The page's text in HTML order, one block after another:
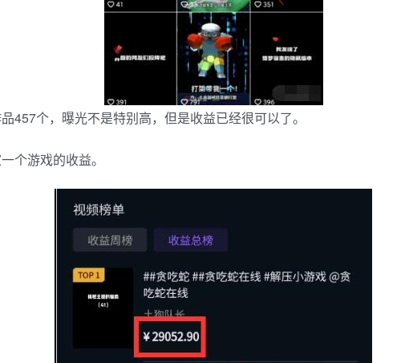
457个，曝光不是特别高，但是收益已经很可以了。
个游戏的收益。